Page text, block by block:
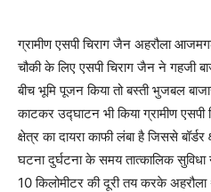
ग्रामीण एसपी चिराग जैन अहरौला
चौकी के लिए एसपी चिराग जैन ने गहजी
बीच भूमि पूजन किया तो बस्ती भुजबल
काटकर उद्घाटन भी किया ग्रामीण
क्षेत्र का दायरा काफी लंबा है जिससे
घटना दुर्घटना के समय तात्कालिक सुविधा
10 किलोमीटर की दूरी तय करके